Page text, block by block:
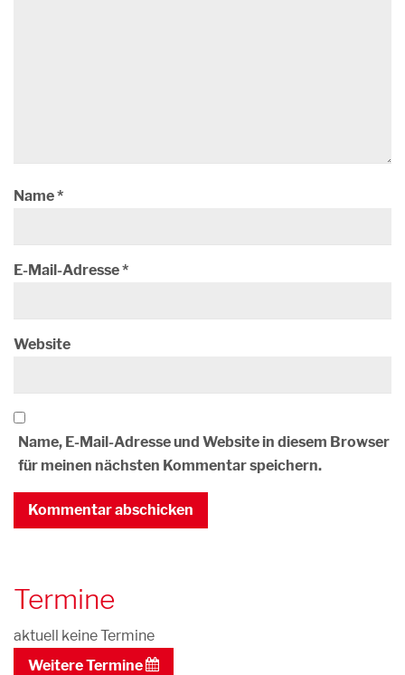
Name*
E-Mail-Adresse*
Website
Name, E-Mail-Adresse und Website in diesem Browser
für meinen nächsten Kommentar speichern.
Termine
aktuell keine Termine
Weitere Termine